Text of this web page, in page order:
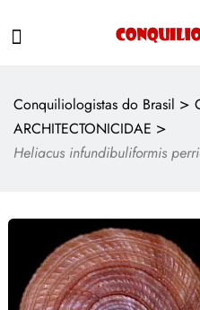
Conquiliologistas do Brasil >
ARCHITECTONICIDAE >
Heliacus infundibuliformis